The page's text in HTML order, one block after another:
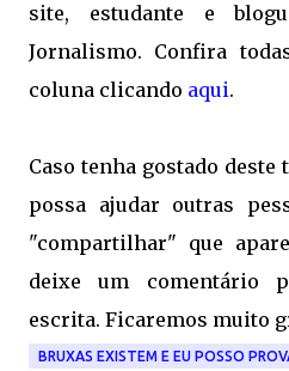
site, estudante e
Jornalismo. Confira
coluna clicando aqui.
Caso tenha gostado deste
possa ajudar outras
"compartilhar" que
deixe um comentário
escrita. Ficaremos muito
BRUXAS EXISTEM E EU POSSO